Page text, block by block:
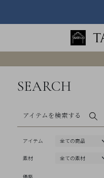
SEARCH
アイテムを検索する
アイテム
素材
価格
イ
会
員
>>